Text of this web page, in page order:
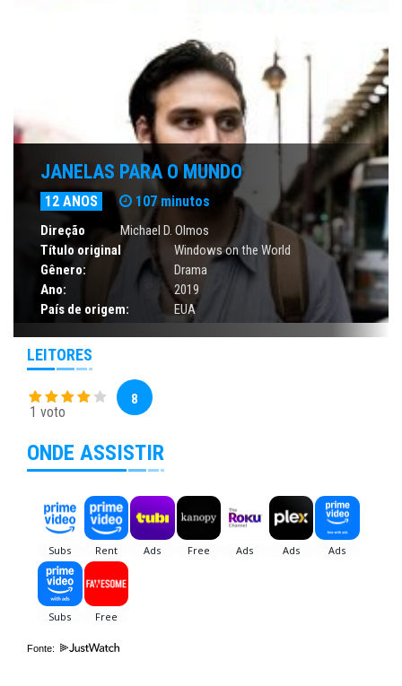
JANELAS PARA O MUNDO
12 ANOS 107 minutos
Direção
Michael D. Olmos
Título original
Windows on the World
Gênero:
Drama
Ano:
2019
País de origem:
EUA
LEITORES
1 voto
8
ONDE ASSISTIR
Fonte: